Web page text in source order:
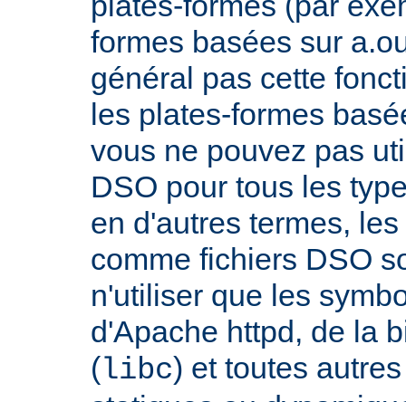
formes basées sur
général pas cette
les plates-formes
vous ne pouvez pas
DSO pour tous les
en d'autres termes,
comme fichiers DSO
n'utiliser que les
d'Apache httpd, de la
(libc) et toutes